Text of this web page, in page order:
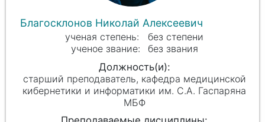
Благосклонов Николай Алексеевич
без степени
без звания
старший преподаватель, кафедра медицинской
кибернетики и информатики им. С.А. Гаспаряна
МБФ